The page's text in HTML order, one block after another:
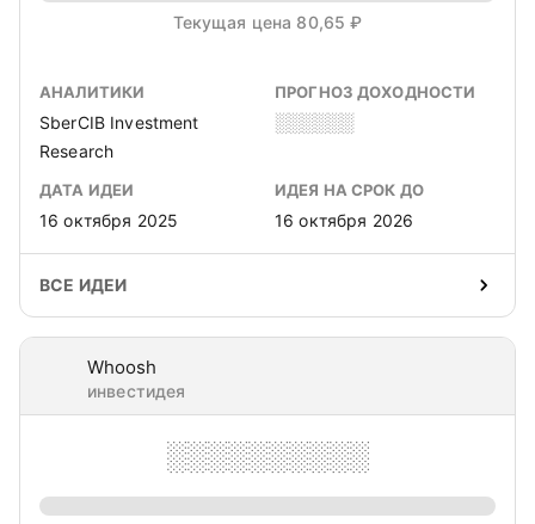
Текущая цена 80,65 ₽
АНАЛИТИКИ
SberCIB Investment
Research
ПРОГНОЗ ДОХОДНОСТИ
░░░░░░
ДАТА ИДЕИ
16 октября 2025
ИДЕЯ НА СРОК ДО
16 октября 2026
ВСЕ ИДЕИ
Whoosh
инвестидея
░░░░░░░░░░